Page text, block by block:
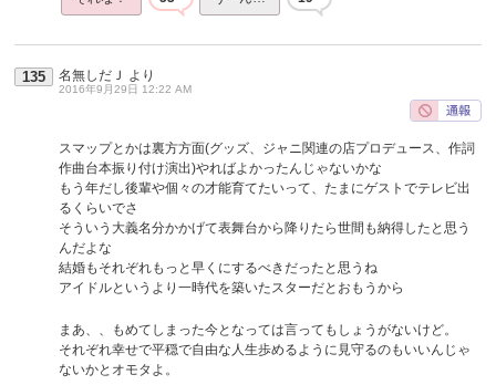
135 名無しだＪ より
2016年9月29日 12:22 AM
スマップとかは裏方方面(グッズ、ジャニ関連の店プロデュース、作詞
作曲台本振り付け演出)やればよかったんじゃないかな
もう年だし後輩や個々の才能育てたいって、たまにゲストでテレビ出
るくらいでさ
そういう大義名分かかげて表舞台から降りたら世間も納得したと思う
んだよな
結婚もそれぞれもっと早くにするべきだったと思うね
アイドルというより一時代を築いたスターだとおもうから
まあ、、もめてしまった今となっては言ってもしょうがないけど。
それぞれ幸せで平穏で自由な人生歩めるように見守るのもいいんじゃ
ないかとオモタよ。